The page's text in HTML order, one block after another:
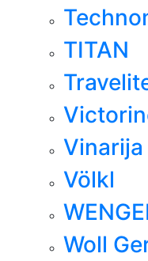
TITAN
Völkl
Woll